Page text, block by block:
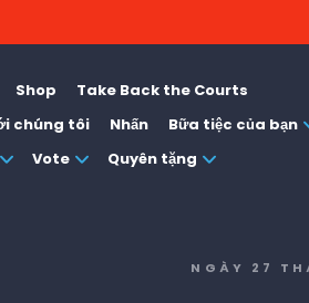
Shop
Take Back the Courts
chúng tôi
Nhấn
Bữa tiệc của bạn
Vote Quyên tặng
NGÀY 27